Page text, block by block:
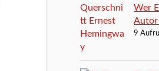
Wer
Autor
9